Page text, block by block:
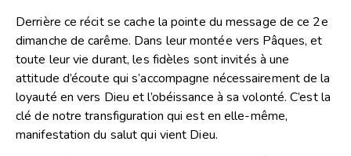
Derrière ce récit se cache la pointe du message de ce 2e
dimanche de carême. Dans leur montée vers Pâques, et
toute leur vie durant, les fidèles sont invités à une
attitude d’écoute qui s’accompagne nécessairement de la
loyauté en vers Dieu et l’obéissance à sa volonté. C’est la
clé de notre transfiguration qui est en elle-même,
manifestation du salut qui vient Dieu.